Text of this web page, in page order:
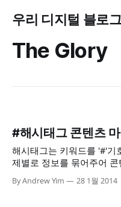
우리 디지털 블로
The Glory
#해시태그 콘텐츠
해시태그는 키워드를 '#'기
제별로 정보를 묶어주어
티 등에서 발견될 기회를
By Andrew Yim 28 1월 2014